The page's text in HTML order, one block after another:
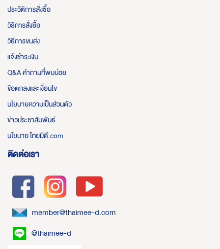
ประวัติการสั่งซื้อ
วิธีการสั่งซื้อ
วิธีการขนส่ง
แจ้งชำระเงิน
Q&A คำถามที่พบบ่อย
ข้อตกลงและเงื่อนไข
นโยบายความเป็นส่วนตัว
ข่าวประชาสัมพันธ์
นโยบาย ไทยมีดี.com
ติดต่อเรา
member@thaimee-d.com
@thaimee-d